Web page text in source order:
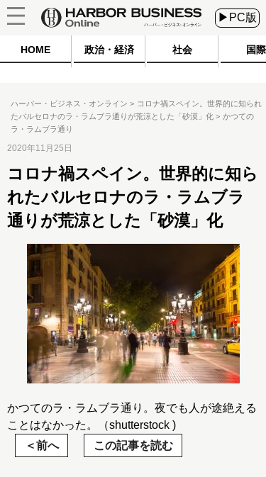
▶PC版
HOME 政治・経済 社会 国際
ハーバー・ビジネス・オンライン
コロナ禍スペイン。世界的に知られ
たバルセロナのラ・ラムブラ通りが荒涼とした「砂漠」化
かつての
ラ・ラムブラ通り
2020年11月25日
コロナ禍スペイン。世界的に知ら
れたバルセロナのラ・ラムブラ
通りが荒涼とした「砂漠」化
かつてのラ・ラムブラ通り。夜でも人が途絶える
ことはなかった。（shutterstock )
前へ
この記事を読む